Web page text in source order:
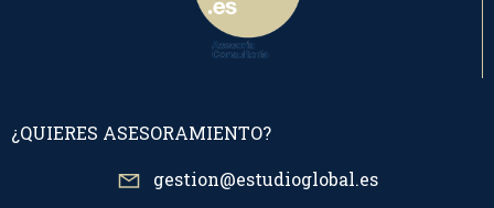
¿QUIERES ASESORAMIENTO?
gestion@estudioglobal.es